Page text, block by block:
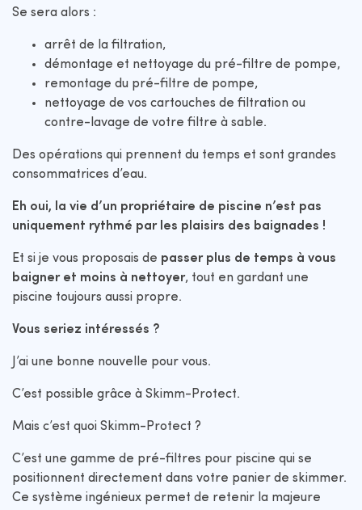
Se sera alors :
arrêt de la filtration,
démontage et nettoyage du pré-filtre de pompe,
remontage du pré-filtre de pompe,
nettoyage de vos cartouches de filtration ou
contre-lavage de votre filtre à sable.
Des opérations qui prennent du temps et sont grandes
consommatrices d’eau.
Eh oui, la vie d’un propriétaire de piscine n’est pas
uniquement rythmé par les plaisirs des baignades !
Et si je vous proposais de passer plus de temps à vous
baigner et moins à nettoyer, tout en gardant une
piscine toujours aussi propre.
Vous seriez intéressés ?
J’ai une bonne nouvelle pour vous.
C’est possible grâce à Skimm-Protect.
Mais c’est quoi Skimm-Protect ?
C’est une gamme de pré-filtres pour piscine qui se
positionnent directement dans votre panier de skimmer.
Ce système ingénieux permet de retenir la majeure